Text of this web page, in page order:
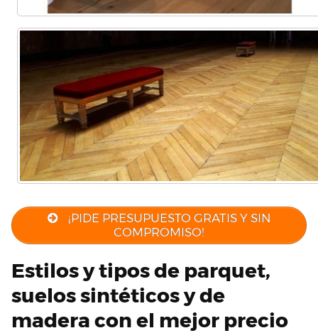
¡PIDE PRESUPUESTO GRATIS Y SIN
COMPROMISO!
Estilos y tipos de parquet,
suelos sintéticos y de
madera con el mejor precio